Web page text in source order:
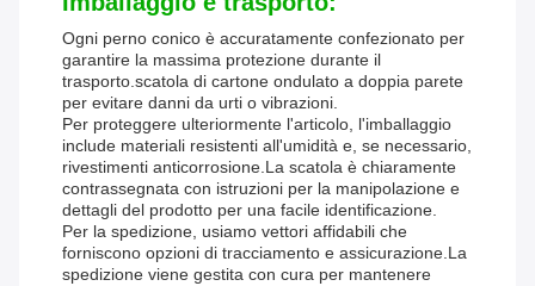
Ogni perno conico è accuratamente confezionato per
garantire la massima protezione durante il
trasporto.scatola di cartone ondulato a doppia parete
per evitare danni da urti o vibrazioni.
Per proteggere ulteriormente l'articolo, l'imballaggio
include materiali resistenti all'umidità e, se necessario,
rivestimenti anticorrosione.La scatola è chiaramente
contrassegnata con istruzioni per la manipolazione e
dettagli del prodotto per una facile identificazione.
Per la spedizione, usiamo vettori affidabili che
forniscono opzioni di tracciamento e assicurazione.La
spedizione viene gestita con cura per mantenere